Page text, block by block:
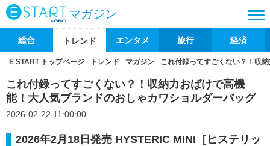
マガジン
総合 トレンド エンタメ 旅行 経済
E START トップページ トレンド マガジン これ付録ってすごくない？！収
これ付録ってすごくない？！収納力おばけで高機
能！大人気ブランドのおしゃカワショルダーバッグ
2026-02-22 11:00:00
2026年2月18日発売 HYSTERIC MINI［ヒステリッ